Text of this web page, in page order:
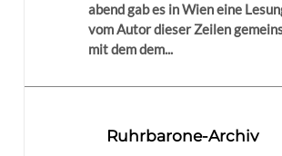
abend gab es in Wien eine
vom Autor dieser Zeilen
mit dem dem...
Ruhrbarone-Archiv